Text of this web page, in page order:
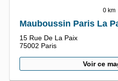
0 km
Mauboussin Paris La
15 Rue De La Paix
75002 Paris
Voir ce